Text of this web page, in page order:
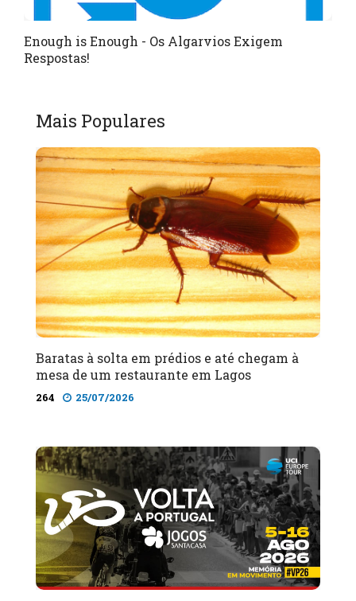
Enough is Enough - Os Algarvios Exigem
Respostas!
Mais Populares
Baratas à solta em prédios e até chegam à
mesa de um restaurante em Lagos
264 25/07/2026